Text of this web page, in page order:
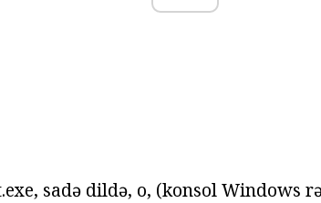
sadə dildə, o, (konsol Windows